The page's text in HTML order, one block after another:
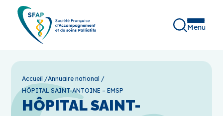
Menu
Accueil /Annuaire national /
HÔPITAL SAINT-ANTOINE – EMSP
HÔPITAL SAINT-